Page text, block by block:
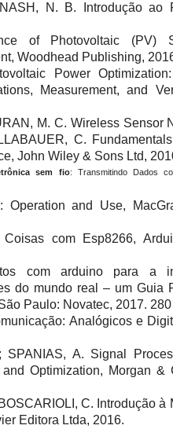
N. B. Introdução ao
of Photovoltaic (PV)
Woodhead Publishing,
Power
Measurement, and
M. C. Wireless Sensor
C.
John Wiley & Sons Ltd,
sem fio: Transmitindo Dados
: Operation and Use,
com Esp8266,
com arduino para a
do mundo real – um Guia
Paulo: Novatec, 2017.
Analógicos e
SPANIAS, A. Signal
Optimization, Morgan &
C. Introdução à
Editora Ltda, 2016.